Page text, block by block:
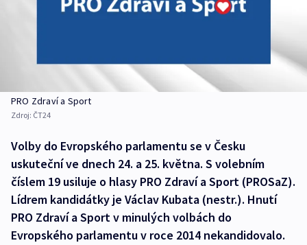
PRO Zdraví a Sport
Zdroj: ČT24
Volby do Evropského parlamentu se v Česku
uskuteční ve dnech 24. a 25. května. S volebním
číslem 19 usiluje o hlasy PRO Zdraví a Sport (PROSaZ).
Lídrem kandidátky je Václav Kubata (nestr.). Hnutí
PRO Zdraví a Sport v minulých volbách do
Evropského parlamentu v roce 2014 nekandidovalo.